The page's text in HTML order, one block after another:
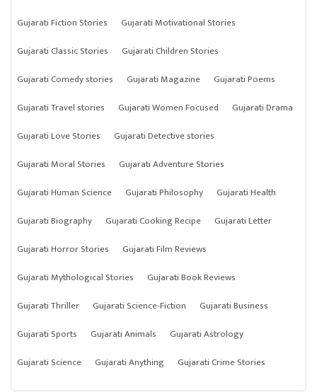
Gujarati Fiction Stories
Gujarati Motivational Stories
Gujarati Classic Stories
Gujarati Children Stories
Gujarati Comedy stories
Gujarati Magazine
Gujarati Poems
Gujarati Travel stories
Gujarati Women Focused
Gujarati Drama
Gujarati Love Stories
Gujarati Detective stories
Gujarati Moral Stories
Gujarati Adventure Stories
Gujarati Human Science
Gujarati Philosophy
Gujarati Health
Gujarati Biography
Gujarati Cooking Recipe
Gujarati Letter
Gujarati Horror Stories
Gujarati Film Reviews
Gujarati Mythological Stories
Gujarati Book Reviews
Gujarati Thriller
Gujarati Science-Fiction
Gujarati Business
Gujarati Sports
Gujarati Animals
Gujarati Astrology
Gujarati Science
Gujarati Anything Gujarati Crime Stories